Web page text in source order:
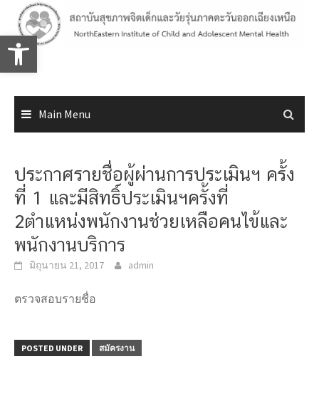
Open toolbar
content
Main Menu
ประกาศรายชื่อผู้ผ่านการประเมินฯ ครั้ง
ที่ 1 และมีสิทธิ์ประเมินฯครั้งที่
2ตำแหน่งพนักงานช่วยเหลือคนไข้และ
พนักงานบริการ
มิถุนายน 21, 2017 admin
ตรวจสอบรายชื่อ
POSTED UNDER สมัครงาน